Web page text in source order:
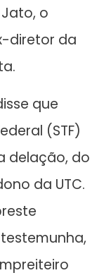
o
diretor da
que
(STF)
delação, do
da UTC.